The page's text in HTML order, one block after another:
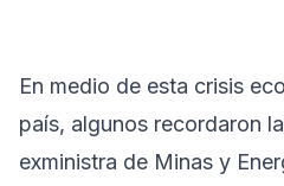
En medio de esta crisis
país, algunos recordaron
exministra de Minas y